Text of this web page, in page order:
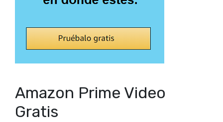
Amazon Prime Video
Gratis